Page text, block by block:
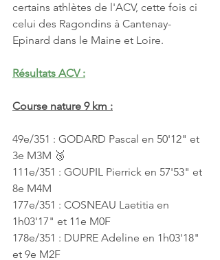
certains athlètes de l'ACV, cette fois ci
celui des Ragondins à Cantenay-
Epinard dans le Maine et Loire.
Résultats ACV :
Course nature 9 km :
49e/351 : GODARD Pascal en 50'12" et
3e M3M 🥉
111e/351 : GOUPIL Pierrick en 57'53" et
8e M4M
177e/351 : COSNEAU Laetitia en
1h03'17" et 11e M0F
178e/351 : DUPRE Adeline en 1h03'18"
et 9e M2F